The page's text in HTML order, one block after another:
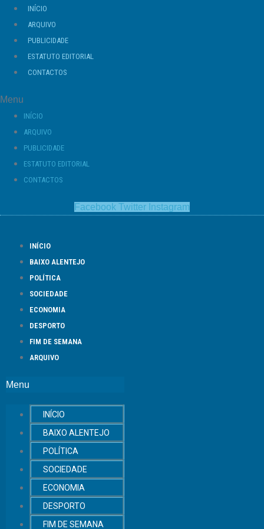
para
conteúdo
INÍCIO
ARQUIVO
PUBLICIDADE
ESTATUTO EDITORIAL
CONTACTOS
Menu
INÍCIO
ARQUIVO
PUBLICIDADE
ESTATUTO EDITORIAL
CONTACTOS
Facebook Twitter Instagram
INÍCIO
BAIXO ALENTEJO
POLÍTICA
SOCIEDADE
ECONOMIA
DESPORTO
FIM DE SEMANA
ARQUIVO
Menu
INÍCIO
BAIXO ALENTEJO
POLÍTICA
SOCIEDADE
ECONOMIA
DESPORTO
FIM DE SEMANA